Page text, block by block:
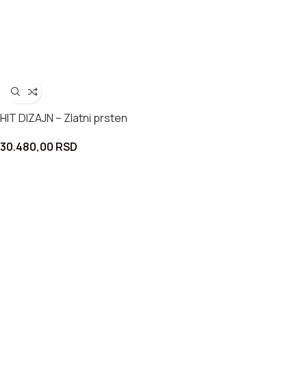
HIT DIZAJN – Zlatni prsten
30.480,00 RSD